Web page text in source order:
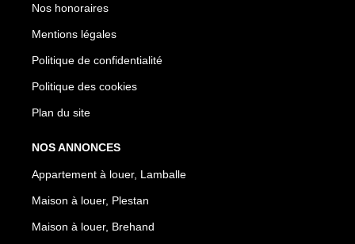
Nos honoraires
Mentions légales
Politique de confidentialité
Politique des cookies
Plan du site
NOS ANNONCES
Appartement à louer, Lamballe
Maison à louer, Plestan
Maison à louer, Brehand